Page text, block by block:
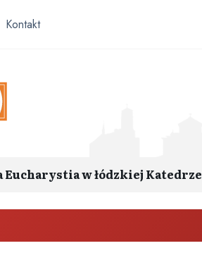
Kontakt
w łódzkiej Katedrze